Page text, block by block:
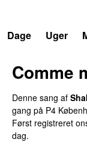
Dage
Uger
Comme
Denne sang af
gang på P4
Først registreret
dag.